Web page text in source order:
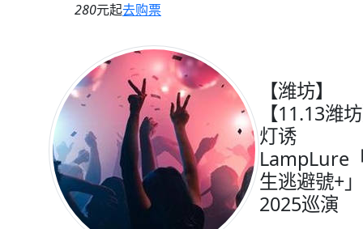
280元起去购票
【潍坊】
【11.13潍
灯诱
LampLure
生逃避號+」
2025巡演